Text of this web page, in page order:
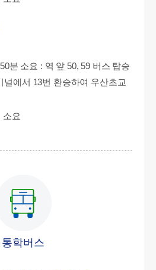
분 소요 : 역 앞 50, 59 버스 탑승
널에서 13번 환승하여 우산초교
소요
통학버스